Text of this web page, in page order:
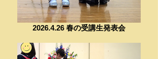
2026.4.26 春の受講生発表会